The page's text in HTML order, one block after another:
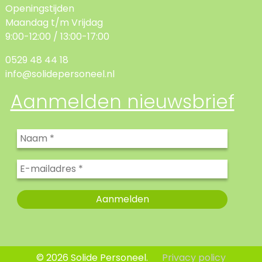
Openingstijden
Maandag t/m Vrijdag
9:00-12:00 / 13:00-17:00
0529 48 44 18
info@solidepersoneel.nl
Aanmelden nieuwsbrief
© 2026 Solide Personeel. Privacy policy